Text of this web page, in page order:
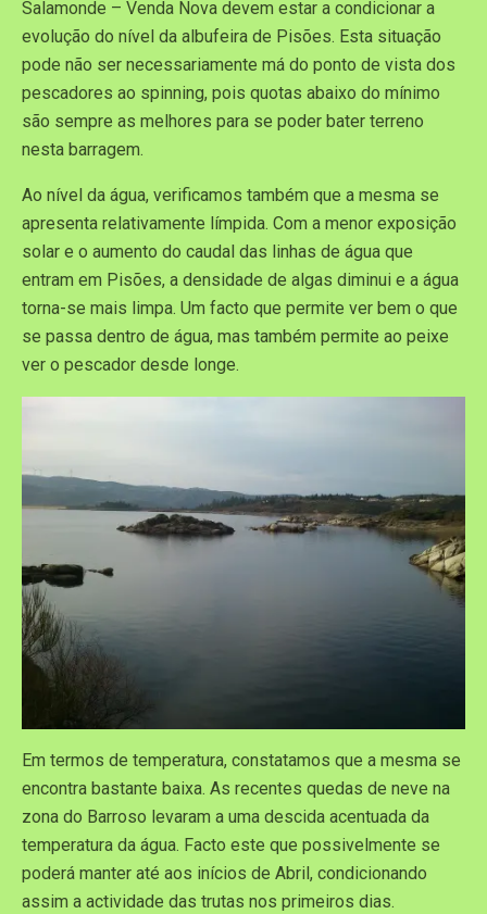
Salamonde – Venda Nova devem estar a condicionar a
evolução do nível da albufeira de Pisões. Esta situação
pode não ser necessariamente má do ponto de vista dos
pescadores ao spinning, pois quotas abaixo do mínimo
são sempre as melhores para se poder bater terreno
nesta barragem.
Ao nível da água, verificamos também que a mesma se
apresenta relativamente límpida. Com a menor exposição
solar e o aumento do caudal das linhas de água que
entram em Pisões, a densidade de algas diminui e a água
torna-se mais limpa. Um facto que permite ver bem o que
se passa dentro de água, mas também permite ao peixe
ver o pescador desde longe.
Em termos de temperatura, constatamos que a mesma se
encontra bastante baixa. As recentes quedas de neve na
zona do Barroso levaram a uma descida acentuada da
temperatura da água. Facto este que possivelmente se
poderá manter até aos inícios de Abril, condicionando
assim a actividade das trutas nos primeiros dias.